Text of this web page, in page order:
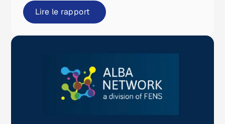
Lire le rapport